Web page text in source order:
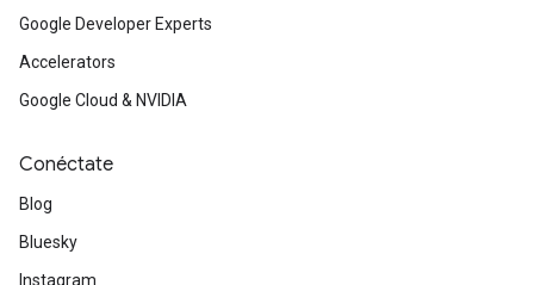
Google Developer Experts
Accelerators
Google Cloud & NVIDIA
Conéctate
Blog
Bluesky
Instagram